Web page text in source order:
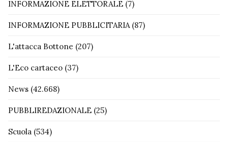
INFORMAZIONE ELETTORALE (7)
INFORMAZIONE PUBBLICITARIA(87)
L'attacca Bottone (207)
L'Eco cartaceo (37)
News (42.668)
PUBBLIREDAZIONALE (25)
Scuola (534)